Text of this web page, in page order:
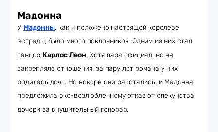
Мадонна
У Мадонны, как и положено настоящей королеве
эстрады, было много поклонников. Одним из них стал
танцор Карлос Леон. Хотя пара официально не
закрепляла отношения, за пару лет романа у них
родилась дочь. Но вскоре они расстались, и Мадонна
предложила экс-возлюбленному отказ от опекунства
дочери за внушительный гонорар.